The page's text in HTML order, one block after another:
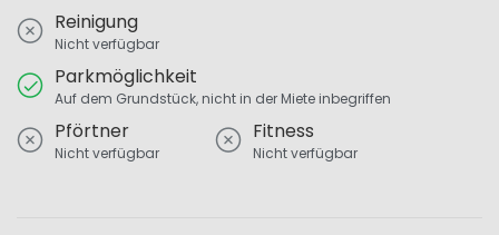
Reinigung
Nicht verfügbar
Parkmöglichkeit
Auf dem Grundstück, nicht in der Miete inbegriffen
Pförtner
Nicht verfügbar
Fitness
Nicht verfügbar